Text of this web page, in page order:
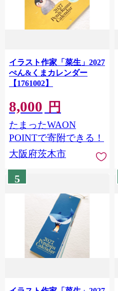
イラスト作家「菜生」2027
ぺん&くまカレンダー
【1761002】
8,000 円
たまったWAON
POINTで寄附できる！
大阪府茨木市
5